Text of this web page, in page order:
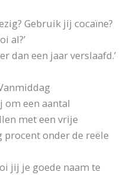
Gebruik jij cocaïne?
al?’
dan een jaar verslaafd.’
een aantal
met een vrije
onder de reële
jij je goede naam te